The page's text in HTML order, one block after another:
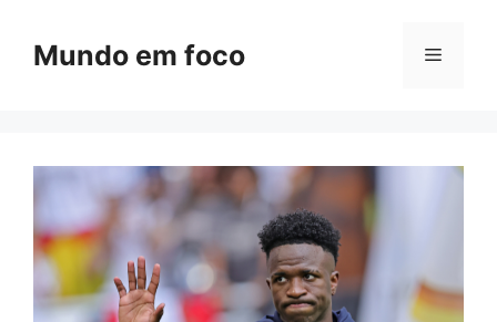
paraMundo em foco Menu